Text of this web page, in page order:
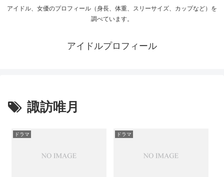
アイドル、女優のプロフィール（身長、体重、スリーサイズ、カップなど）を
調べています。
アイドルプロフィール
諏訪唯月
ドラマ ドラマ